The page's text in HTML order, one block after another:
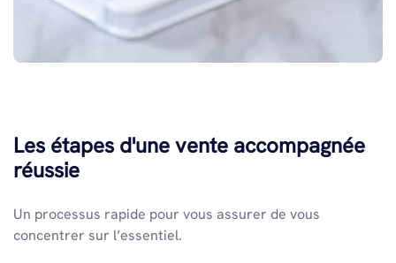
Les étapes d'une vente accompagnée
réussie
Un processus rapide pour vous assurer de vous
concentrer sur l’essentiel.